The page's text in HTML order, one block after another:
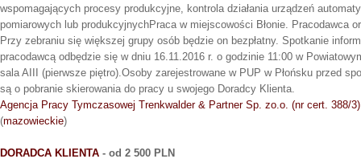
wspomagających procesy produkcyjne, kontrola działania urządzeń
pomiarowych lub produkcyjnychPraca w miejscowości Błonie. Pracodawca
Przy zebraniu się większej grupy osób będzie on bezpłatny. Spotkanie
pracodawcą odbędzie się w dniu 16.11.2016 r. o godzinie 11:00 w
sala AIII (pierwsze piętro).Osoby zarejestrowane w PUP w Płońsku przed
są o pobranie skierowania do pracy u swojego Doradcy Klienta.
Agencja Pracy Tymczasowej Trenkwalder & Partner Sp. zo.o. (nr cert. 388/3)
(mazowieckie)
DORADCA KLIENTA - od 2 500 PLN